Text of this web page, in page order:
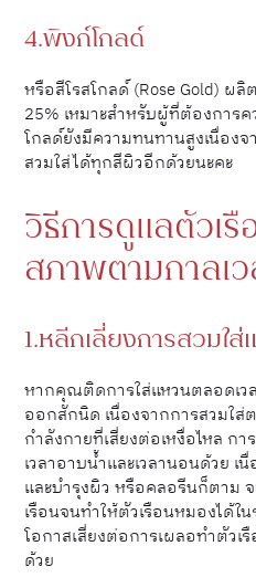
4.พิงก์โกลด์
หรือสีโรสโกลด์ (Rose Gold) ผ
25% เหมาะสำหรับผู้ที่ต้องกา
โกลด์ยังมีความทนทานสูงเนื่อง
สวมใส่ได้ทุกสีผิวอีกด้วยนะคะ
วิธีการดูแลตัวเรื
สภาพตามกาลเ
1.หลีกเลี่ยงการสวมใ
หากคุณติดการใส่แหวนตลอดเว
ออกสักนิด เนื่องจากการสวมใส่
กำลังกายที่เสี่ยงต่อเหงื่อไหล ก
เวลาอาบน้ำและเวลานอนด้วย
และบำรุงผิว หรือคลอรีนก็ตาม
เรือนจนทำให้ตัวเรือนหมองได้ใ
โอกาสเสี่ยงต่อการเผลอทำตัวเ
ด้วย